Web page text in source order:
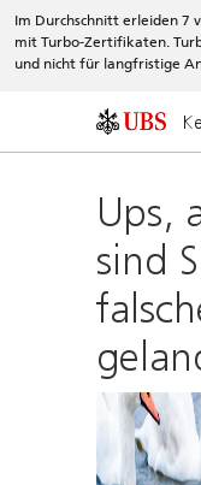
Im Durchschnitt erleiden 7
mit Turbo-Zertifikaten.
und nicht für langfristige
Ups,
sind